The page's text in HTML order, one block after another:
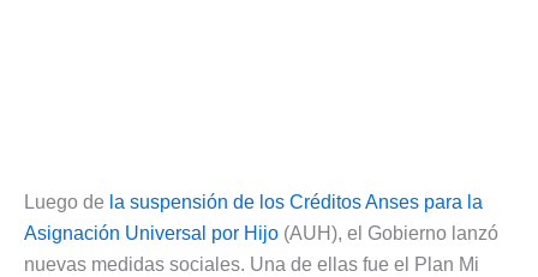
Luego de la suspensión de los Créditos Anses para la
Asignación Universal por Hijo (AUH), el Gobierno lanzó
nuevas medidas sociales. Una de ellas fue el Plan Mi